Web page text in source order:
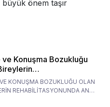
büyük önem taşır
ve Konuşma Bozukluğu
Ana
Tutumları
KONUŞMA BOZUKLUĞU OLAN
REHABİLİTASYONUNDA ANA